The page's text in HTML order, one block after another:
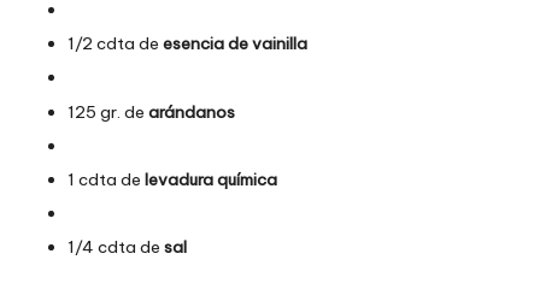
1/2 cdta de esencia de vainilla
125 gr. de arándanos
1 cdta de levadura química
1/4 cdta de sal